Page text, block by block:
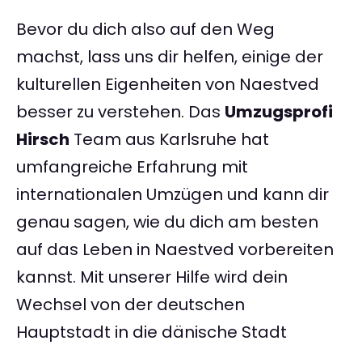
Bevor du dich also auf den Weg
machst, lass uns dir helfen, einige der
kulturellen Eigenheiten von Naestved
besser zu verstehen. Das Umzugsprofi
Hirsch Team aus Karlsruhe hat
umfangreiche Erfahrung mit
internationalen Umzügen und kann dir
genau sagen, wie du dich am besten
auf das Leben in Naestved vorbereiten
kannst. Mit unserer Hilfe wird dein
Wechsel von der deutschen
Hauptstadt in die dänische Stadt